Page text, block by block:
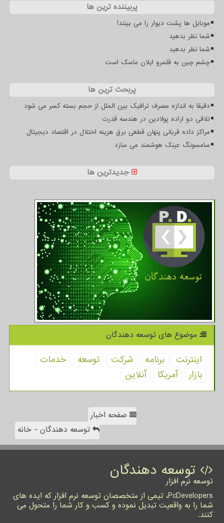
پربیننده ترین ها
موبایل ها پشت دیوار را می بینند!
شما نظر بدهید
شما نظر بدهید
چشم چین به قلمرو ایلان ماسک است
پربحث ترین ها
دقیقا به اندازه مصرف ترافیک بین الملل از حجم بسته کسر می شود
تلاقی دو اراده پولادین در هندسه قدرت
مراکز داده قربانی پنهان قطعی برق هزینه اختلال در اقتصاد دیجیتال
سامسونگ عینک هوشمند می سازد
جدیدترین ها
موضوع های توسعه دهندگان
اینترنت برنامه شركت توسعه
خدمات
بازار
آمریكا آنلاین
صفحه اخبار
توسعه دهندگان - خانه
توسعه دهندگان
توسعه نرم افزار
PcDevelopers، تیمی از متخصصان توسعه نرم افزار که ایده های
شما را به واقعیت تبدیل نموده و کسب و کار شما را متحول می
کنند.